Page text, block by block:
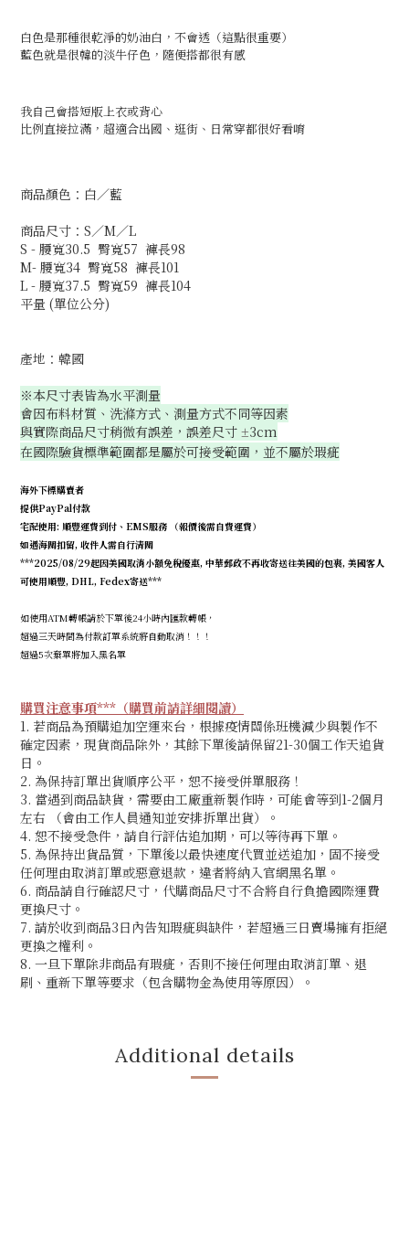
白色是那種很乾淨的奶油白，不會透（這點很重要）
藍色就是很韓的淡牛仔色，隨便搭都很有感
我自己會搭短版上衣或背心
比例直接拉滿，超適合出國、逛街、日常穿都很好看唷
商品顏色：白／藍
商品尺寸：S／M／L
S - 腰寬30.5 臀寬57 褲長98
M- 腰寬34 臀寬58 褲長101
L - 腰寬37.5 臀寬59 褲長104
平量 (單位公分)
產地：韓國
※本尺寸表皆為水平測量
會因布料材質、洗滌方式、測量方式不同等因素
與實際商品尺寸稍微有誤差，誤差尺寸 ±3cm
在國際驗貨標準範圍都是屬於可接受範圍，並不屬於瑕疵
海外下標購賣者
提供PayPal付款
宅配使用: 順豐運費到付、EMS服務 （報價後需自費運費）
如遇海關扣留, 收件人需自行清關
***2025/08/29起因美國取消小額免稅優惠, 中華郵政不再收寄送往美國的包裹, 美國客人
可使用順豐, DHL, Fedex寄送***
如使用ATM轉帳請於下單後24小時內匯款轉帳，
超過三天時間為付款訂單系統將自動取消！！！
超過5次棄單將加入黑名單
購買注意事項***（購買前請詳細閱讀）
1. 若商品為預購追加空運來台，根據疫情關係班機減少與製作不
確定因素，現貨商品除外，其餘下單後請保留21-30個工作天追貨
日。
2. 為保持訂單出貨順序公平，恕不接受併單服務！
3. 當遇到商品缺貨，需要由工廠重新製作時，可能會等到1-2個月
左右 （會由工作人員通知並安排拆單出貨）。
4. 恕不接受急件，請自行評估追加期 ，可以等待再下單。
5. 為保持出貨品質，下單後以最快速度代買並送追加，固不接受
任何理由取消訂單或惡意退款，違者將納入官網黑名單。
6. 商品請自行確認尺寸，代購商品尺寸不合將自行負擔國際運費
更換尺寸。
7. 請於收到商品3日內告知瑕疵與缺件，若超過三日賣場擁有拒絕
更換之權利。
8. 一旦下單除非商品有瑕疵，否則不接任何理由取消訂單、退
刷、重新下單等要求（包含購物金為使用等原因）。
Additional details